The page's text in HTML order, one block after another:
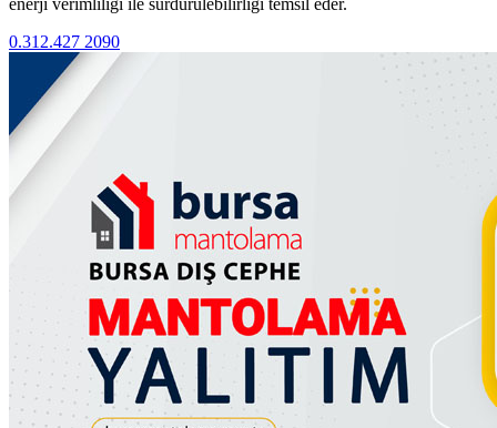
enerji verimliliği ile sürdürülebilirliği temsil eder.
0.312.427 2090